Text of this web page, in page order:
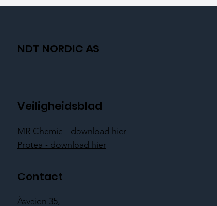
NDT NORDIC AS
Veiligheidsblad
MR Chemie - download hier
Protea - download hier
Contact
Åsveien 35,